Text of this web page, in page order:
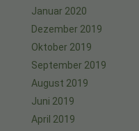
Januar 2020
Dezember 2019
Oktober 2019
September 2019
August 2019
Juni 2019
April 2019